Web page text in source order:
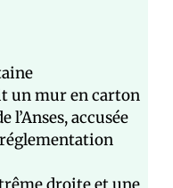
un mur en carton
l’Anses, accusée
réglementation